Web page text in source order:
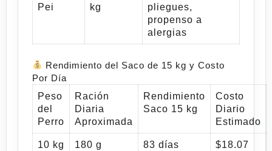
Pei
kg
pliegues,
propenso a
alergias
Rendimiento del Saco de 15 kg y Costo
Por Día
Peso
del
Perro
Ración
Diaria
Aproximada
Rendimiento
Saco 15 kg
Costo
Diario
Estimado
10 kg 180 g 83 días
$18.07